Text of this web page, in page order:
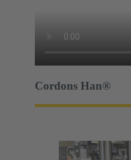
Cordons Han®